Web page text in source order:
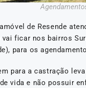
de Resende
ficar nos bairros
para os
para a castração
vida e não possuir